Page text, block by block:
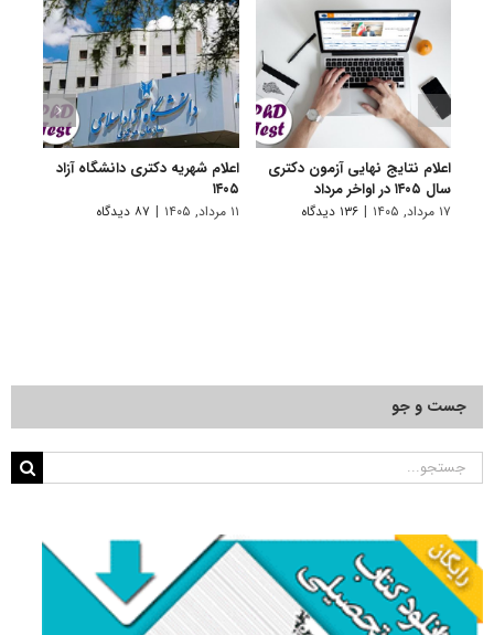
اعلام نتایج نهایی آزمون دکتری
سال ۱۴۰۵ در اواخر مرداد
۱۷ مرداد, ۱۴۰۵ | ۱۳۶ دیدگاه
اعلام شهریه دکتری دانشگاه آزاد
۱۴۰۵
۱۱ مرداد, ۱۴۰۵ | ۸۷ دیدگاه
جست و جو
جستجو